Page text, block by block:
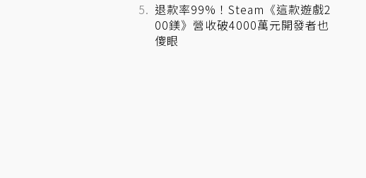
退款率99%！Steam《這款遊戲2
00鎂》營收破4000萬元開發者也
傻眼